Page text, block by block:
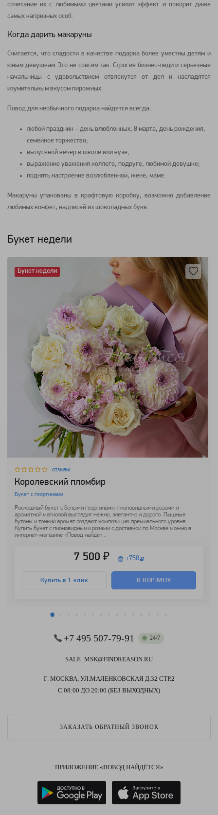
сочетание их с любимыми цветамиусилит эффект и покорит даже
самых капризных особ.
Когда дарить макаруны
Считается, что сладости в качестве подарка более уместны детям и
юным девушкам. Это не совсем так. Строгие бизнес-леди и серьезные
начальницы с удовольствием отвлекутся от дел и насладятся
изумительным вкусом пирожных.
Повод для необычного подарка найдется всегда:
любой праздник – день влюбленных, 8 марта, день рождения,
семейное торжество;
выпускной вечер в школе или вузе;
выражение уважения коллеге, подруге, любимой девушке;
поднять настроение возлюбленной, жене, маме.
Макаруны упакованы в крафтовую коробку, возможно добавление
любимых конфет, надписей из шоколадных букв.
Букет недели
отзывы
Королевский пломбир
Букет с георгинами
Роскошный букет с белыми георгинами, пионовидными розами и
ароматной матиолой выглядит нежно, элегантно и дорого. Пышные
бутоны и тонкий аромат создают композицию премиального уровня.
Купить букет с пионовидными розами с доставкой по Москве можно в
интернет-магазине «Повод найдёт...
7 500 ₽ +750
Купить в 1 клик В КОРЗИНУ
Букет недели
+7 495 507-79-91 24/7
SALE_MSK@FINDREASON.RU
Г. МОСКВА, УЛ.МАЛЕНКОВСКАЯ Д.32 СТР.2
С 08:00 ДО 20:00 (БЕЗ ВЫХОДНЫХ)
ЗАКАЗАТЬ ОБРАТНЫЙ ЗВОНОК
ПРИЛОЖЕНИЕ «ПОВОД НАЙДЁТСЯ»